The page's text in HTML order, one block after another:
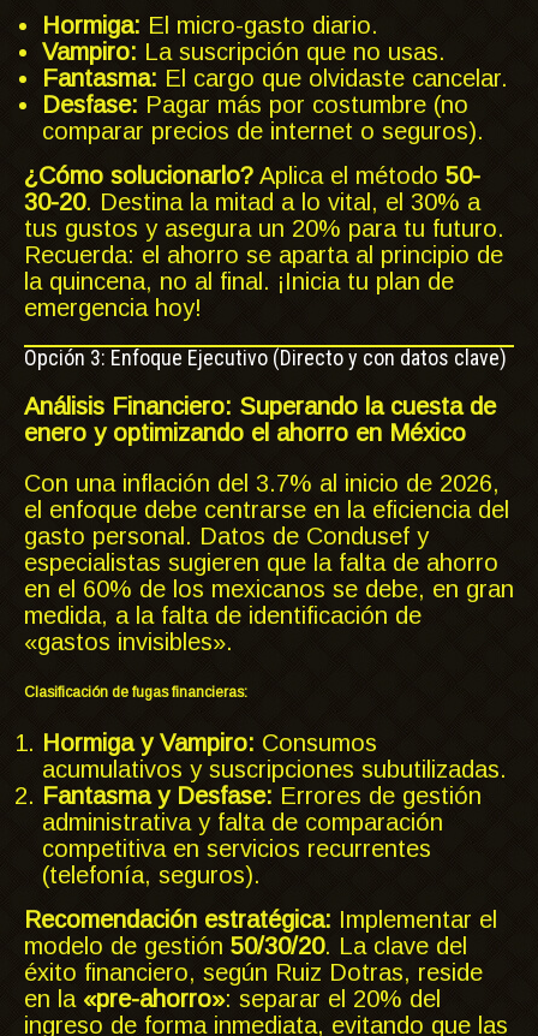
Hormiga: El micro-gasto diario.
Vampiro: La suscripción que no usas.
Fantasma: El cargo que olvidaste cancelar.
Desfase: Pagar más por costumbre (no
comparar precios de internet o seguros).
¿Cómo solucionarlo? Aplica el método 50-
30-20. Destina la mitad a lo vital, el 30% a
tus gustos y asegura un 20% para tu futuro.
Recuerda: el ahorro se aparta al principio de
la quincena, no al final. ¡Inicia tu plan de
emergencia hoy!
Opción 3: Enfoque Ejecutivo (Directo y con datos clave)
Análisis Financiero: Superando la cuesta de
enero y optimizando el ahorro en México
Con una inflación del 3.7% al inicio de 2026,
el enfoque debe centrarse en la eficiencia del
gasto personal. Datos de Condusef y
especialistas sugieren que la falta de ahorro
en el 60% de los mexicanos se debe, en gran
medida, a la falta de identificación de
«gastos invisibles».
Clasificación de fugas financieras:
Hormiga y Vampiro: Consumos
acumulativos y suscripciones subutilizadas.
Fantasma y Desfase: Errores de gestión
administrativa y falta de comparación
competitiva en servicios recurrentes
(telefonía, seguros).
Recomendación estratégica: Implementar el
modelo de gestión 50/30/20. La clave del
éxito financiero, según Ruiz Dotras, reside
en la «pre-ahorro»: separar el 20% del
ingreso de forma inmediata, evitando que las